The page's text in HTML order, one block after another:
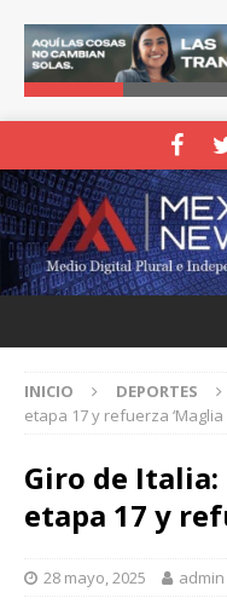
INICIO DEPORTES
etapa 17 y refuerza ‘Maglia
Giro de Italia:
etapa 17 y
28 mayo, 2025 admin